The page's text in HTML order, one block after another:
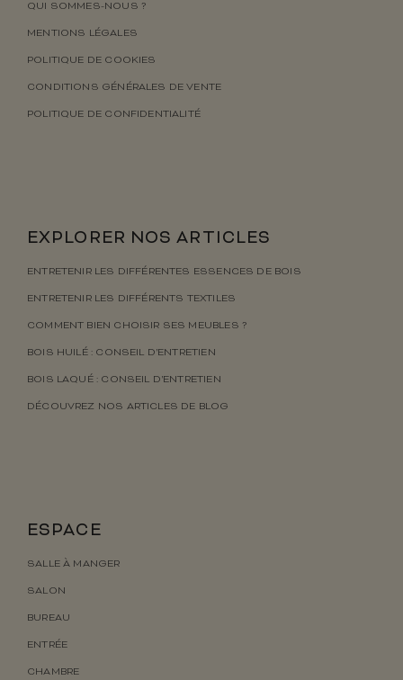
QUI SOMMES-NOUS ?
MENTIONS LÉGALES
POLITIQUE DE COOKIES
CONDITIONS GÉNÉRALES DE VENTE
POLITIQUE DE CONFIDENTIALITÉ
EXPLORER NOS ARTICLES
ENTRETENIR LES DIFFÉRENTES ESSENCES DE BOIS
ENTRETENIR LES DIFFÉRENTS TEXTILES
COMMENT BIEN CHOISIR SES MEUBLES ?
BOIS HUILÉ : CONSEIL D’ENTRETIEN
BOIS LAQUÉ : CONSEIL D’ENTRETIEN
DÉCOUVREZ NOS ARTICLES DE BLOG
ESPACE
SALLE À MANGER
SALON
BUREAU
ENTRÉE
CHAMBRE